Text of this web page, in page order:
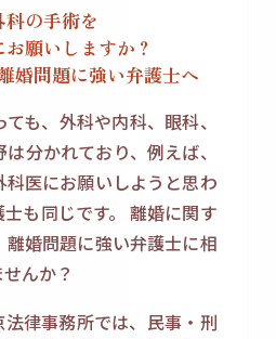
科の手術を
願いしますか？
婚問題に強い弁護士へ
も、外科や内科、眼科、
分かれており、例えば、
医にお願いしようと思わ
も同じです。 離婚に関す
離婚問題に強い弁護士に相
んか？
律事務所では、民事・刑